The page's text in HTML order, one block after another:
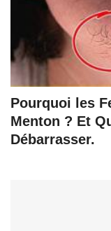
Pourquoi les
Menton ? Et
Débarrasser.